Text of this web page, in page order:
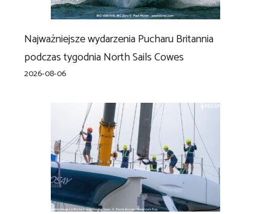
Najważniejsze wydarzenia Pucharu Britannia
podczas tygodnia North Sails Cowes
2026-08-06